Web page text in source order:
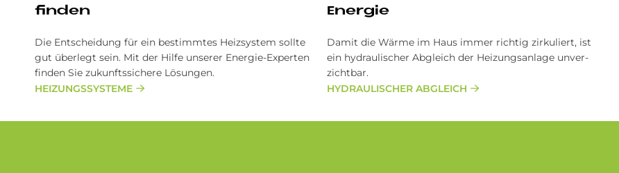
finden
Die Entscheidung für ein bestimmtes Heizsystem sollte
gut überlegt sein. Mit der Hilfe unserer Energie-Experten
finden Sie zukunftssichere Lösungen.
HEIZUNGSSYSTEME
Energie
Da­mit die Wär­me im Haus im­mer rich­tig zir­ku­liert, ist
ein hy­drau­li­scher Ab­gleich der Hei­zungs­an­la­ge un­ver­
zicht­bar.
HYDRAULISCHER ABGLEICH